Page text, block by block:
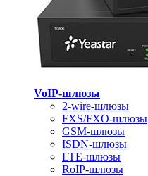
VoIP-шлюзы
2-wire-шлюзы
FXS/FXO-шлюзы
GSM-шлюзы
ISDN-шлюзы
LTE-шлюзы
RoIP-шлюзы